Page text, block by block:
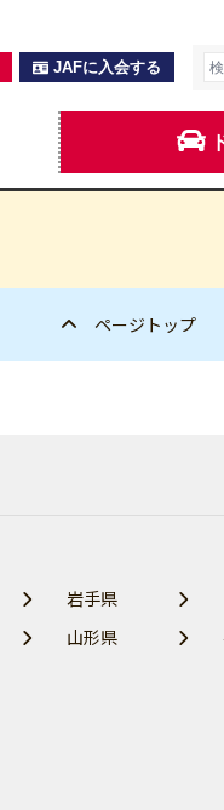
JAFに入会する
ページトップ
岩手県
山形県